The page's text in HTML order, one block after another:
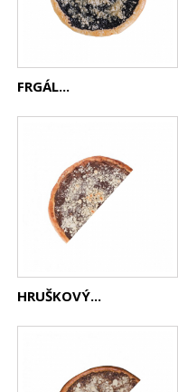
FRGÁL...
HRUŠKOVÝ...